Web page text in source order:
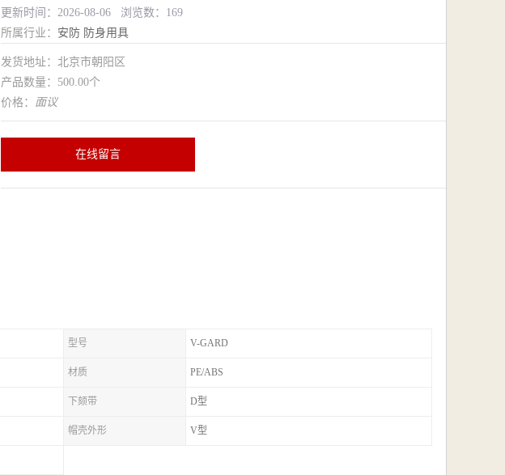
更新时间：2026-08-06 浏览数：169
所属行业： 安防 防身用具
发货地址：北京市朝阳区
产品数量：500.00个
价格： 面议
在线留言
型号 V-GARD
材质 PE/ABS
下颏带 D型
帽壳外形 V型